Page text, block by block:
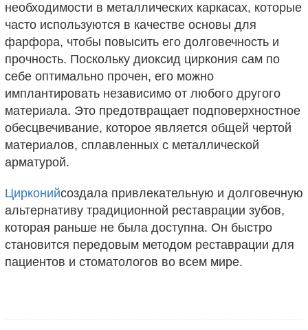
необходимости в металлических каркасах, которые
часто используются в качестве основы для
фарфора, чтобы повысить его долговечность и
прочность. Поскольку диоксид циркония сам по
себе оптимально прочен, его можно
имплантировать независимо от любого другого
материала. Это предотвращает подповерхностное
обесцвечивание, которое является общей чертой
материалов, сплавленных с металлической
арматурой.
Цирконийсоздала привлекательную и долговечную
альтернативу традиционной реставрации зубов,
которая раньше не была доступна. Он быстро
становится передовым методом реставрации для
пациентов и стоматологов во всем мире.